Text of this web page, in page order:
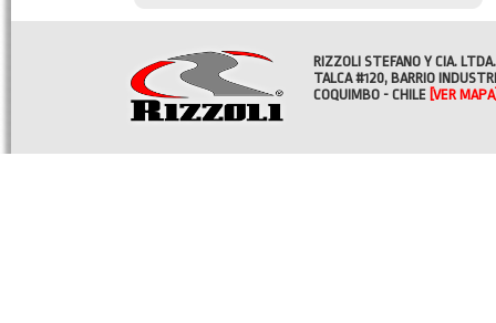
RIZZOLI STEFANO Y CIA. LTDA.
TALCA #120, BARRIO
COQUIMBO - CHILE [VER